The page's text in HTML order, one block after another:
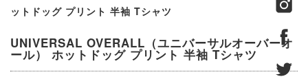
ットドッグ プリント 半袖 Tシャツ
UNIVERSAL OVERALL（ユニバーサルオーバーオ
ール） ホットドッグ プリント 半袖 Tシャツ